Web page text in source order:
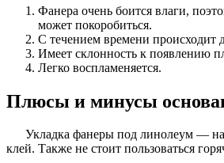
Фанера очень боится влаги,
может покоробиться.
С течением времени происходит
Имеет склонность к появлению
Легко воспламеняется.
Плюсы и минусы
Укладка фанеры под линолеум —
клей. Также не стоит пользоваться